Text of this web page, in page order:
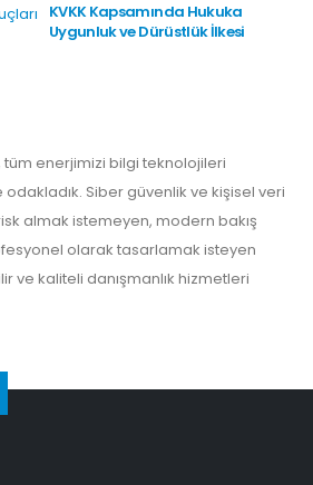
KVKK Kapsamında Hukuka
Uygunluk ve Dürüstlük İlkesi
enerjimizi bilgi teknolojileri
Siber güvenlik ve kişisel veri
almak istemeyen, modern bakış
olarak tasarlamak isteyen
ve kaliteli danışmanlık hizmetleri